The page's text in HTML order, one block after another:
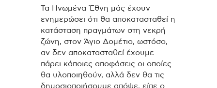
Τα Ηνωμένα Έθνη μάς έχουν
ενημερώσει ότι θα αποκατασταθεί η
κατάσταση πραγμάτων στη νεκρή
ζώνη, στον Άγιο Δομέτιο, ωστόσο,
αν δεν αποκατασταθεί έχουμε
πάρει κάποιες αποφάσεις οι οποίες
θα υλοποιηθούν, αλλά δεν θα τις
δημοσιοποιήσουμε απόψε, είπε ο